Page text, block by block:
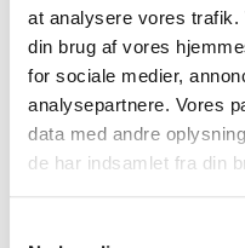
at analysere vores trafik.
din brug af vores
for sociale medier,
analysepartnere. Vores
data med andre
de har indsamlet fra din
Din